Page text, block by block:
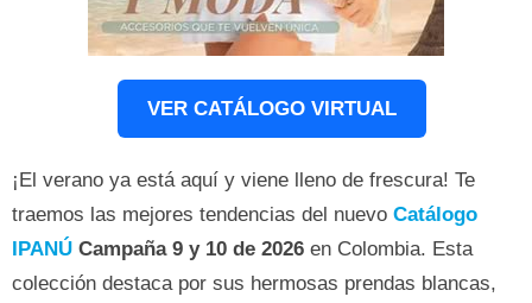
VER CATÁLOGO VIRTUAL
¡El verano ya está aquí y viene lleno de frescura! Te
traemos las mejores tendencias del nuevo Catálogo
IPANÚ Campaña 9 y 10 de 2026 en Colombia. Esta
colección destaca por sus hermosas prendas blancas,